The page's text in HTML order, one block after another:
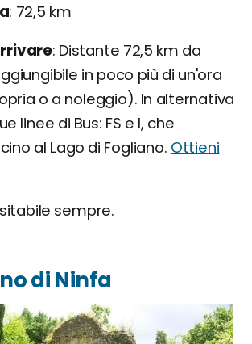
72,5 km
Distante 72,5 km da
in poco più di un'ora
o a noleggio). In alternativa
linee di Bus: FS e I, che
al Lago di Fogliano. Ottieni
sempre.
di Ninfa